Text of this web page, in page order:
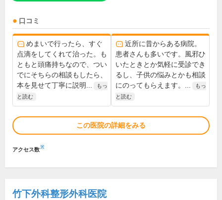
口コミ
めまいで行ったら、すぐ
点滴をしてくれて治った。も
ともと頭痛持ちなので、つい
でにそちらの相談もしたら、
本を見せて丁寧に説明...
もっ
と読む
近所に昔からある病院。
患者さんも多いです。風邪ひ
いたときとか気軽に受診でき
るし、子供の悩みとかも相談
にのってもらえます。...
もっ
と読む
この医院の詳細をみる
アクセス数※
竹下外科整形外科医院